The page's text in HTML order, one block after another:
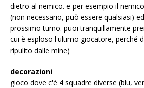
dietro al nemico. e per esempio il
(non necessario, può essere qualsiasi)
prossimo turno. puoi tranquillamente
cui è esploso l'ultimo giocatore, perché
ripulito dalle mine)
decorazioni
gioco dove c'è 4 squadre diverse (blu,